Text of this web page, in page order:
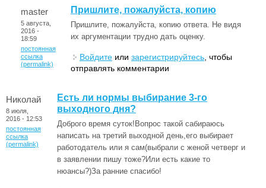
master
5 августа,
2016 -
18:59
постоянная
ссылка
(permalink)
Пришлите, пожалуйста, копию
Пришлите, пожалуйста, копию ответа. Не видя
их аргументации трудно дать оценку.
Войдите или зарегистрируйтесь , чтобы
отправлять комментарии
Николай
8 июля,
2016 - 12:53
постоянная
ссылка
(permalink)
Есть ли нормы выбирание 3-го
выходного дня?
Доброго время суток!Вопрос такой сабираюсь
написать на третий выходной день,его выбирает
работодатель или я сам(выбрали с женой четверг и
в заявлении пишу тоже?Или есть какие то
нюансы?)За ранние спасибо!